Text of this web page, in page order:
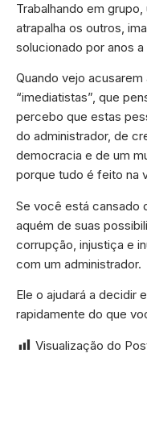
Trabalhando em
atrapalha os outros,
solucionado por anos a
Quando vejo
“imediatistas”, que
percebo que estas
do administrador, de
democracia e de um
porque tudo é feito na
Se você está cansado
aquém de suas
corrupção, injustiça e
com um administrador.
Ele o ajudará a decidir
rapidamente do que
Visualização do